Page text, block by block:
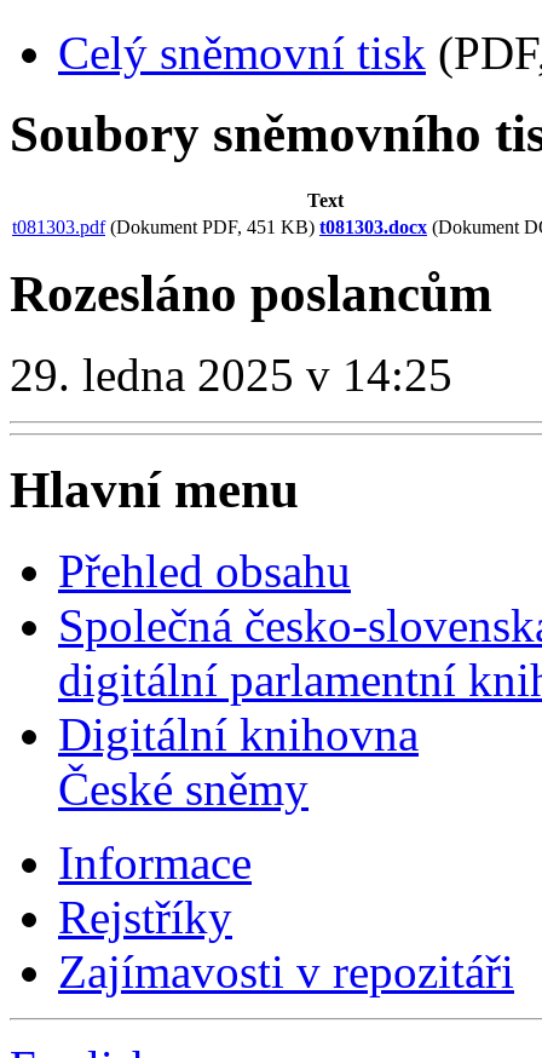
Celý sněmovní tisk
Soubory sněmovního
Text
t081303.pdf(Dokument PDF, 451 KB) t081303.docx (Dokument
Rozesláno poslancům
29. ledna 2025 v 14:25
Hlavní menu
Přehled obsahu
Společná česko-
digitální parlamentní
Digitální knihovna
České sněmy
Informace
Rejstříky
Zajímavosti v repozitáři